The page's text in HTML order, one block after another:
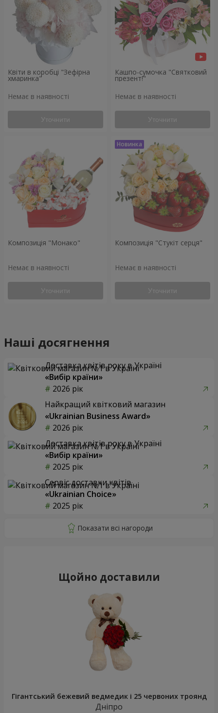
Квіти в коробці "Зефірна
хмаринка"
Немає в наявності
Уточнити
Кашпо-сумочка "Святковий
презент!"
Немає в наявності
Уточнити
Композиція "Монако"
Немає в наявності
Уточнити
Композиція "Стукіт серця"
Немає в наявності
Уточнити
Наші досягнення
Доставка квітів року в Україні
«Вибір країни»
2026 рік
Найкращий квітковий магазин
«Ukrainian Business Award»
2026 рік
Доставка квітів року в Україні
«Вибір країни»
2025 рік
Сервіс доставки квітів
«Ukrainian Choice»
2025 рік
Щойно доставили
Гігантський бежевий ведмедик і 25 червоних троянд
Дніпро